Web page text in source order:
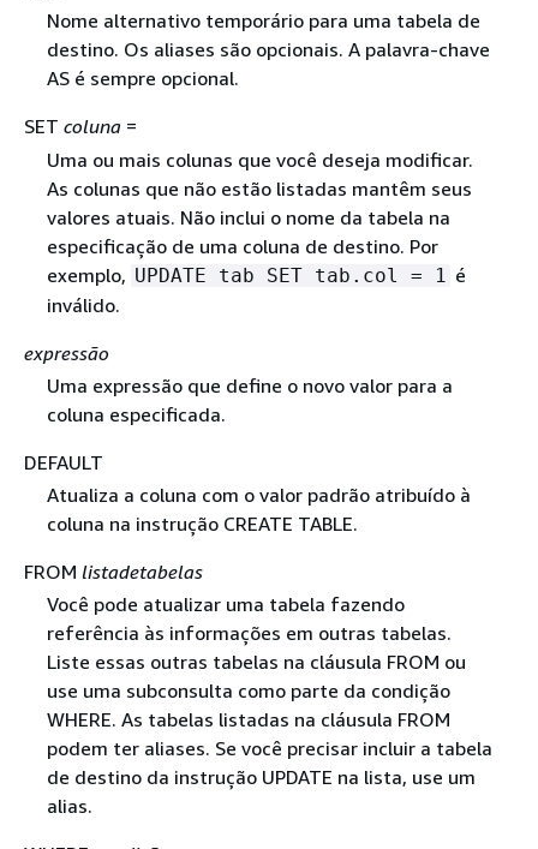
Nome alternativo temporário para uma tabela de
destino. Os aliases são opcionais. A palavra-chave
AS é sempre opcional.
SET coluna =
Uma ou mais colunas que você deseja modificar.
As colunas que não estão listadas mantêm seus
valores atuais. Não inclui o nome da tabela na
especificação de uma coluna de destino. Por
exemplo, UPDATE tab SET tab.col = 1 é
inválido.
expressão
Uma expressão que define o novo valor para a
coluna especificada.
DEFAULT
Atualiza a coluna com o valor padrão atribuído à
coluna na instrução CREATE TABLE.
FROM listadetabelas
Você pode atualizar uma tabela fazendo
referência às informações em outras tabelas.
Liste essas outras tabelas na cláusula FROM ou
use uma subconsulta como parte da condição
WHERE. As tabelas listadas na cláusula FROM
podem ter aliases. Se você precisar incluir a tabela
de destino da instrução UPDATE na lista, use um
alias.